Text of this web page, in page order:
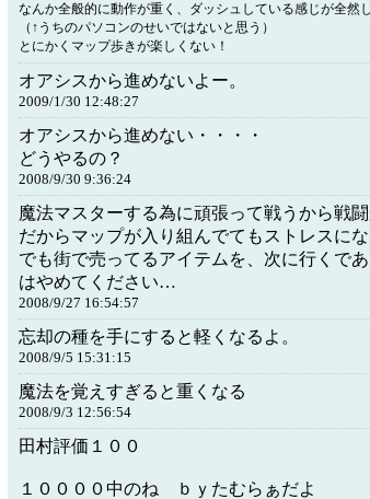
なんか全般的に動作が重く、ダッシュしている感じが全然し
（↑うちのパソコンのせいではないと思う）
とにかくマップ歩きが楽しくない！
オアシスから進めないよー。
2009/1/30 12:48:27
オアシスから進めない・・・・
どうやるの？
2008/9/30 9:36:24
魔法マスターする為に頑張って戦うから戦
だからマップが入り組んでてもストレスに
でも街で売ってるアイテムを、次に行くで
はやめてください…
2008/9/27 16:54:57
忘却の種を手にすると軽くなるよ。
2008/9/5 15:31:15
魔法を覚えすぎると重くなる
2008/9/3 12:56:54
田村評価１００
１００００中のね ｂｙたむらぁだよ